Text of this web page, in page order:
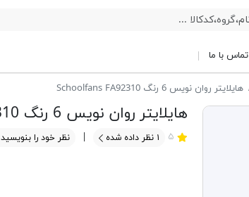
تماس با ما
هایلایتر روان نویس 6 رنگ Schoolfans FA92310
هایلایتر روان نویس 6 رنگ Schoolfans FA92310
۵ ۱ نظر داده شده
نظر خود را بنویسید